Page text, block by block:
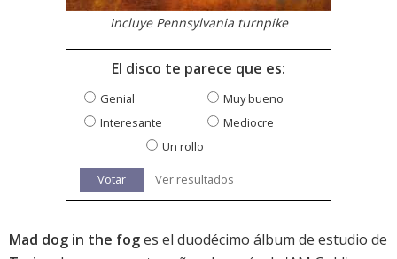
Incluye Pennsylvania turnpike
El disco te parece que es:
Genial
Muy bueno
Interesante
Mediocre
Un rollo
Votar Ver resultados
Mad dog in the foges el duodécimo álbum de estudio de